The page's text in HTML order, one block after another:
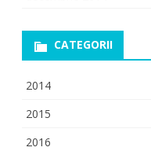
CATEGORII
2014
2015
2016